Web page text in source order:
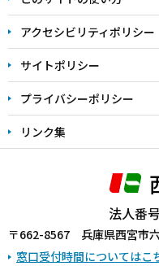
で
アクセシビリティポリシー
サイトポリシー
プライバシーポリシー
リンク集
法人番
〒662-8567 兵庫県西宮市六
窓口受付時間についてはこ